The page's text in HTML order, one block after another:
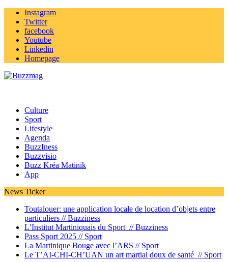
Instagram
Twitter
facebook
Youtube
Linkedin
Homepage
Culture
Sport
Lifestyle
Agenda
BuzzIness
Buzzvisio
Buzz Kréa Matinik
App
News Ticker
Toutalouer: une application locale de location d’objets entre
particuliers //Buzziness
L’Institut Martiniquais du Sport //Buzziness
Pass Sport 2025 // Sport
La Martinique Bouge avec l’ARS // Sport
Le T’AI-CHI-CH’UAN un art martial doux de santé // Sport